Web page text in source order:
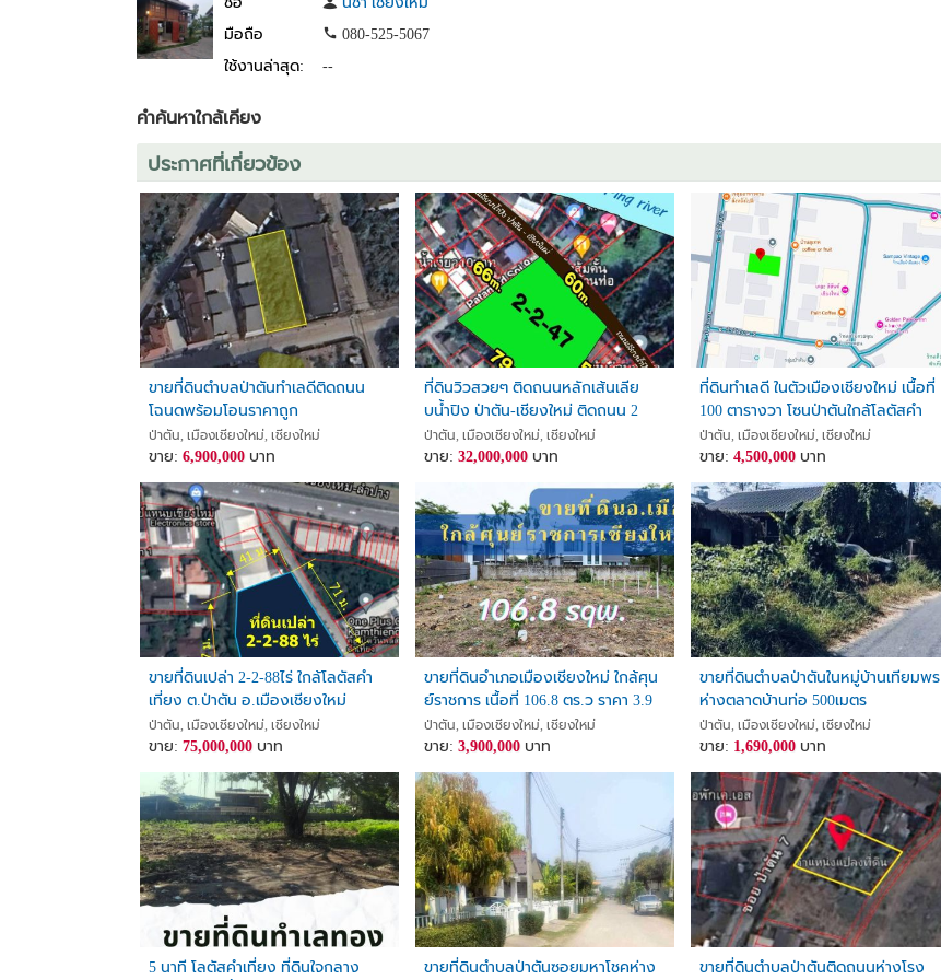
มือถือ
080-525-5067
ใช้งานล่าสุด:
--
คำค้นหาใกล้เคียง
ประกาศที่เกี่ยวข้อง
ขายที่ดินตำบลป่าตันทำเลดีติดถนน
โฉนดพร้อมโอนราคาถูก
ป่าตัน, เมืองเชียงใหม่, เชียงใหม่
ขาย: 6,900,000บาท
ที่ดินวิวสวยๆ ติดถนนหลักเส้นเลีย
บน้ำปิง ป่าตัน-เชียงใหม่ ติดถนน 2
ด้าน หัวมุม (แบ่งแปลงไว้เรียบร้อย มี
8 แปลง)
ป่าตัน, เมืองเชียงใหม่, เชียงใหม่
ขาย:32,000,000 บาท
ที่ดินทำเลดี ในตัวเมืองเชียงใหม่ เนื้อที่
100 ตารางวา โซนป่าตันใกล้โลตัสคำ
เที่ยง เพียงตารางวาละ 45,000 บาท
ป่าตัน, เมืองเชียงใหม่, เชียงใหม่
ขาย:4,500,000 บาท
ขายที่ดินเปล่า 2-2-88ไร่ ใกล้โลตัสคำ
เที่ยง ต.ป่าตัน อ.เมืองเชียงใหม่
จ.เชียงใหม่
ป่าตัน, เมืองเชียงใหม่, เชียงใหม่
ขาย: 75,000,000บาท
ขายที่ดินอำเภอเมืองเชียงใหม่ ใกล้ศุน
ย์ราชการ เนื้อที่ 106.8 ตร.ว ราคา 3.9
ล้าน
ป่าตัน, เมืองเชียงใหม่, เชียงใหม่
ขาย:3,900,000 บาท
ขายที่ดินตำบลป่าตันในหมู่บ้านเทียมพร
ห่างตลาดบ้านท่อ 500เมตร
ป่าตัน, เมืองเชียงใหม่, เชียงใหม่
ขาย: 1,690,000 บาท
5 นาที โลตัสคำเที่ยง ที่ดินใจกลาง ขายที่ดินตำบลป่าตันซอยมหาโชคห่าง ขายที่ดินตำบลป่าตันติดถนนห่างโรง